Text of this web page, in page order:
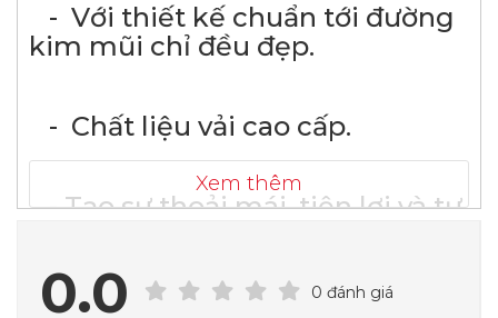
- Với thiết kế chuẩn tới đường
kim mũi chỉ đều đẹp.
- Chất liệu vải cao cấp.
- Tạo sự thoải mái, tiện lợi và tự
chọn.
Xem thêm
0.0 0 đánh giá